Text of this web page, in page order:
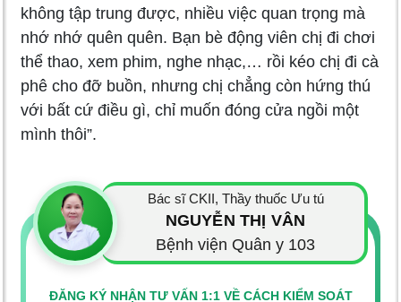
không tập trung được, nhiều việc quan trọng mà
nhớ nhớ quên quên. Bạn bè động viên chị đi chơi
thể thao, xem phim, nghe nhạc,… rồi kéo chị đi cà
phê cho đỡ buồn, nhưng chị chẳng còn hứng thú
với bất cứ điều gì, chỉ muốn đóng cửa ngồi một
mình thôi”.
Bác sĩ CKII, Thầy thuốc Ưu tú
NGUYỄN THỊ VÂN
Bệnh viện Quân y 103
ĐĂNG KÝ NHẬN TƯ VẤN 1:1 VỀ CÁCH KIỂM SOÁT